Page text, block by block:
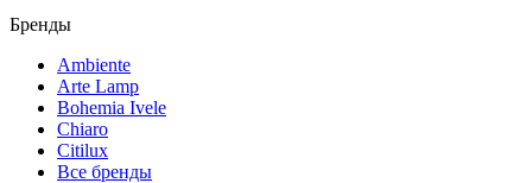
Бренды
Ambiente
Arte Lamp
Bohemia Ivele
Chiaro
Citilux
Все бренды